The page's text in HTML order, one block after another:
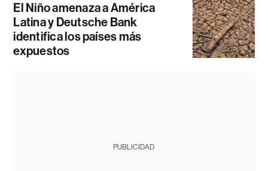
El Niño amenaza a América
Latina y Deutsche Bank
identifica los países más
expuestos
PUBLICIDAD